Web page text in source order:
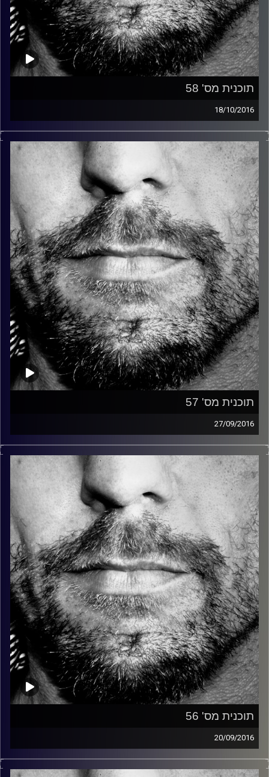
תוכנית מס' 58
18/10/2016
זיפים, מוזיקה מחוספסת של הופעות חיות. הרבה ג'אם, רוק,
בלוז, bluegrass, ג'אז, Fאנק, פרוגרסיב ואפילו אלקטרוניקה.
כל מה שחי, אמיתי ונושם.
עם שמוליק רגב.
קרדיט תמונות: David Goehring
תוכנית מס' 57
27/09/2016
זיפים, מוזיקה מחוספסת של הופעות חיות. הרבה ג'אם, רוק,
בלוז, bluegrass, ג'אז, Fאנק, פרוגרסיב ואפילו אלקטרוניקה.
כל מה שחי, אמיתי ונושם.
עם שמוליק רגב.
קרדיט תמונות: David Goehring
תוכנית מס' 56
20/09/2016
זיפים, מוזיקה מחוספסת של הופעות חיות. הרבה ג'אם, רוק,
בלוז, bluegrass, ג'אז, Fאנק, פרוגרסיב ואפילו אלקטרוניקה.